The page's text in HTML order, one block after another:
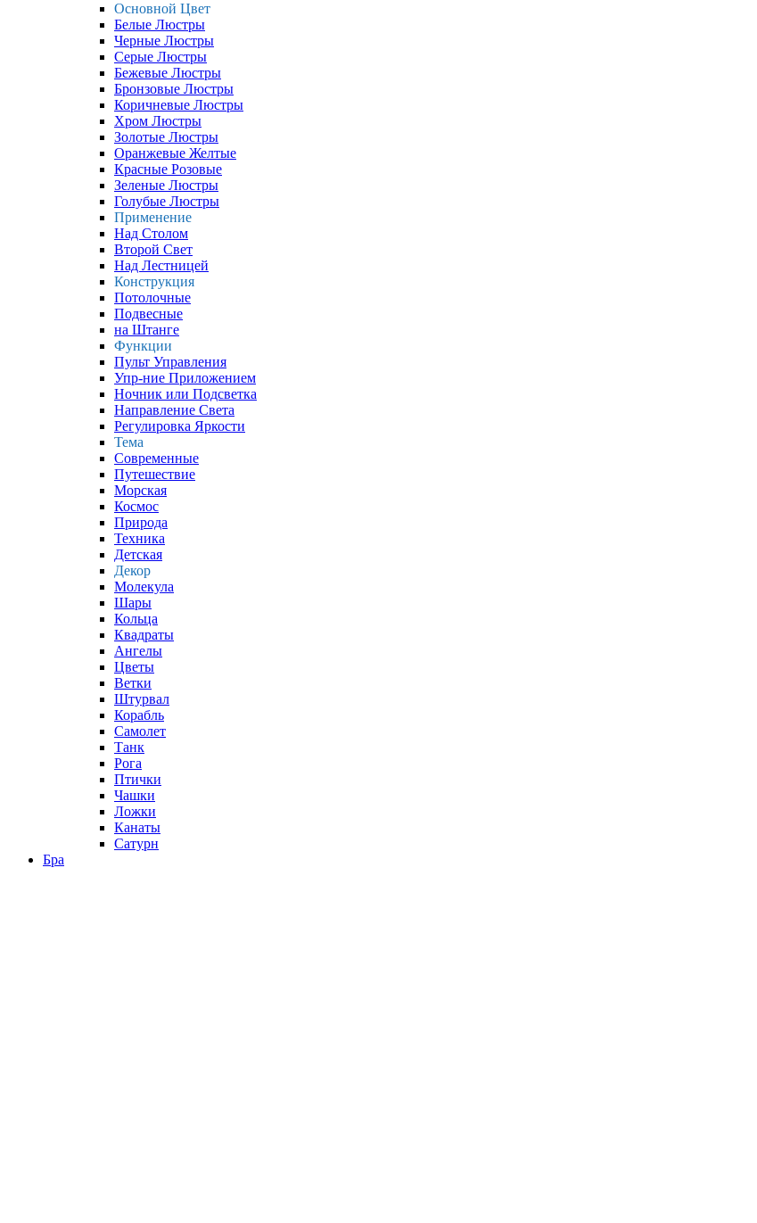
Основной Цвет
Белые Люстры
Черные Люстры
Серые Люстры
Бежевые Люстры
Бронзовые Люстры
Коричневые Люстры
Хром Люстры
Золотые Люстры
Оранжевые Желтые
Красные Розовые
Зеленые Люстры
Голубые Люстры
Применение
Над Столом
Второй Свет
Над Лестницей
Конструкция
Потолочные
Подвесные
на Штанге
Функции
Пульт Управления
Упр-ние Приложением
Ночник или Подсветка
Направление Света
Регулировка Яркости
Тема
Современные
Путешествие
Морская
Космос
Природа
Техника
Детская
Декор
Молекула
Шары
Кольца
Квадраты
Ангелы
Цветы
Ветки
Штурвал
Корабль
Самолет
Танк
Рога
Птички
Чашки
Ложки
Канаты
Сатурн
Бра